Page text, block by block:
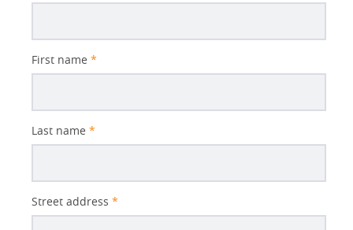
First name *
Last name *
Street address *